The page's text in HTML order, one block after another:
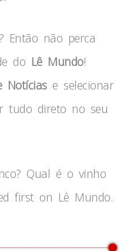
Então não perca
do Lê Mundo!
Notíciase selecionar
tudo direto no seu
Qual é o vinho
first on Lê Mundo.